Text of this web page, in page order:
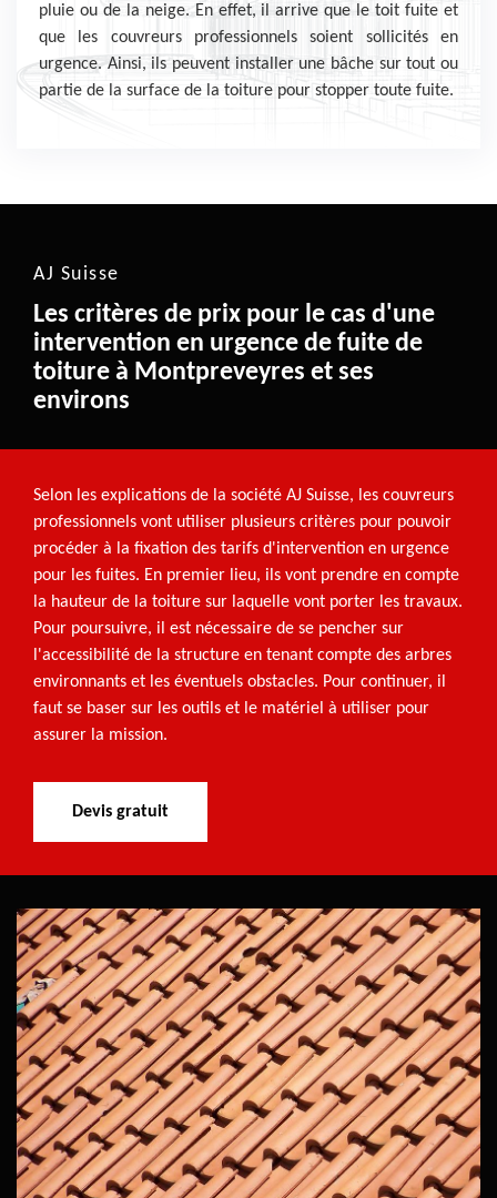
pluie ou de la neige. En effet, il arrive que le toit fuite et
que les couvreurs professionnels soient sollicités en
urgence. Ainsi, ils peuvent installer une bâche sur tout ou
partie de la surface de la toiture pour stopper toute fuite.
AJ Suisse
Les critères de prix pour le cas d'une
intervention en urgence de fuite de
toiture à Montpreveyres et ses
environs
Selon les explications de la société AJ Suisse, les couvreurs
professionnels vont utiliser plusieurs critères pour pouvoir
procéder à la fixation des tarifs d'intervention en urgence
pour les fuites. En premier lieu, ils vont prendre en compte
la hauteur de la toiture sur laquelle vont porter les travaux.
Pour poursuivre, il est nécessaire de se pencher sur
l'accessibilité de la structure en tenant compte des arbres
environnants et les éventuels obstacles. Pour continuer, il
faut se baser sur les outils et le matériel à utiliser pour
assurer la mission.
Devis gratuit